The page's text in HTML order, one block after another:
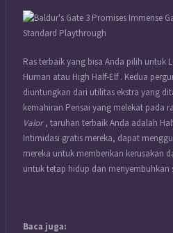
Ras terbaik yang bisa Anda pilih untuk
Human atau High Half-Elf . Kedua
diuntungkan dari utilitas ekstra yang
kemahiran Perisai yang melekat pada
Valor, taruhan terbaik Anda adalah
Intimidasi gratis mereka, dapat
mereka untuk memberikan kerusakan
untuk tetap hidup dan menyembuhkan
Baca juga: